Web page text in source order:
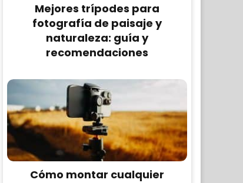
Mejores trípodes para
fotografía de paisaje y
naturaleza: guía y
recomendaciones
Cómo montar cualquier